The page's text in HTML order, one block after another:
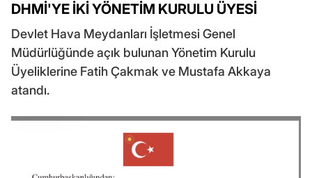
DHMİ'YE İKİ YÖNETİM KURULU ÜYESİ
Devlet Hava Meydanları İşletmesi Genel
Müdürlüğünde açık bulunan Yönetim Kurulu
Üyeliklerine Fatih Çakmak ve Mustafa Akkaya
atandı.